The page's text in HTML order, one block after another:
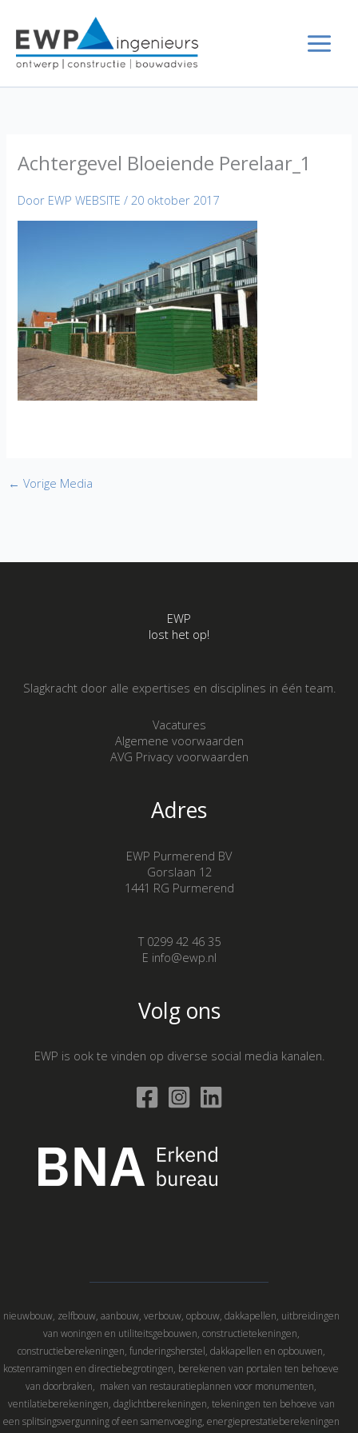
inhoud
Achtergevel Bloeiende Perelaar_1
Door EWP WEBSITE/20 oktober 2017
← Vorige Media
EWP
lost het op!
Slagkracht door alle expertises en disciplines in één team.
Vacatures
Algemene voorwaarden
AVG Privacy voorwaarden
Adres
EWP Purmerend BV
Gorslaan 12
1441 RG Purmerend
T 0299 42 46 35
E info@ewp.nl
Volg ons
EWP is ook te vinden op diverse social media kanalen.
nieuwbouw, zelfbouw, aanbouw, verbouw, opbouw, dakkapellen, uitbreidingen
van woningen en utiliteitsgebouwen, constructietekeningen,
constructieberekeningen, funderingsherstel, dakkapellen en opbouwen,
kostenramingen en directiebegrotingen, berekenen van portalen ten behoeve
van doorbraken, maken van restauratieplannen voor monumenten,
ventilatieberekeningen, daglichtberekeningen, tekeningen ten behoeve van
een splitsingsvergunning of een samenvoeging, energieprestatieberekeningen